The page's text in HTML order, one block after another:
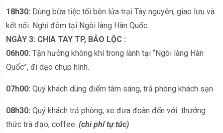
18h30: Dùng bữa tiệc tối bên lửa trại Tây nguyên, giao lưu và
kết nối. Nghỉ đêm tại Ngôi làng Hàn Quốc.
NGÀY 3: CHIA TAY TP, BẢO LỘC :
06h00: Tận hưởng không khí trong lành tại “Ngôi làng Hàn
Quốc”, đi dạo chụp hình.
07h00: Quý khách dùng điểm tâm sáng, trả phòng khách sạn.
08h30: Quý khách trả phòng, xe đưa đoàn đến với thưởng
thức trà đạo, coffee. (chi phí tự túc)